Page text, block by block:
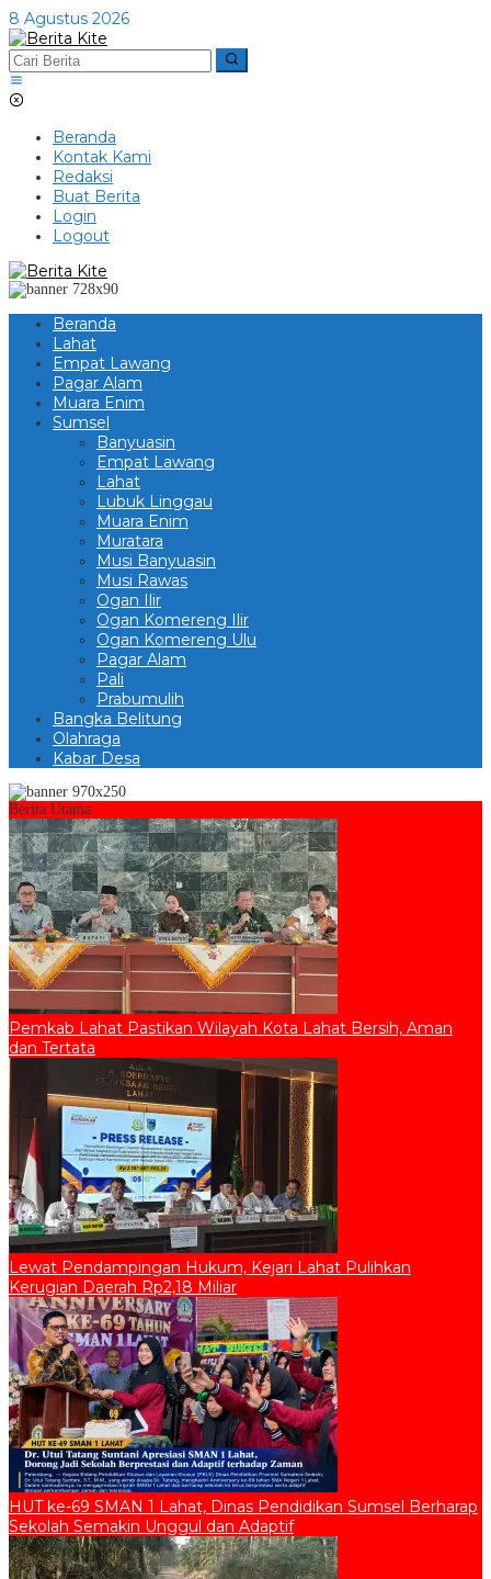
Lewati
ke
konten
8 Agustus 2026
Beranda
Kontak Kami
Redaksi
Buat Berita
Login
Logout
Beranda
Lahat
Empat Lawang
Pagar Alam
Muara Enim
Sumsel
Banyuasin
Empat Lawang
Lahat
Lubuk Linggau
Muara Enim
Muratara
Musi Banyuasin
Musi Rawas
Ogan Ilir
Ogan Komereng Ilir
Ogan Komereng Ulu
Pagar Alam
Pali
Prabumulih
Bangka Belitung
Olahraga
Kabar Desa
Berita Utama
Pemkab Lahat Pastikan Wilayah Kota Lahat Bersih, Aman
dan Tertata
Lewat Pendampingan Hukum, Kejari Lahat Pulihkan
Kerugian Daerah Rp2,18 Miliar
HUT ke-69 SMAN 1 Lahat, Dinas Pendidikan Sumsel Berharap
Sekolah Semakin Unggul dan Adaptif